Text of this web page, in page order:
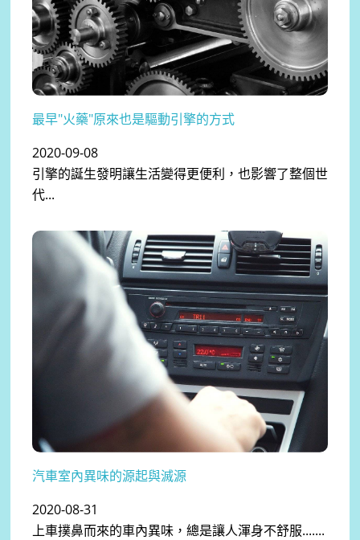
最早"火藥"原來也是驅動引擎的方式
2020-09-08
引擎的誕生發明讓生活變得更便利，也影響了整個世
代...
汽車室內異味的源起與滅源
2020-08-31
上車撲鼻而來的車內異味，總是讓人渾身不舒服.......